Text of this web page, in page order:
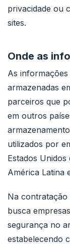
privacidade ou
sites.
Onde as
As
armazenadas
parceiros que
em outros
utilizados por
Estados
América Latina
Na contratação
busca
segurança no
estabelecendo